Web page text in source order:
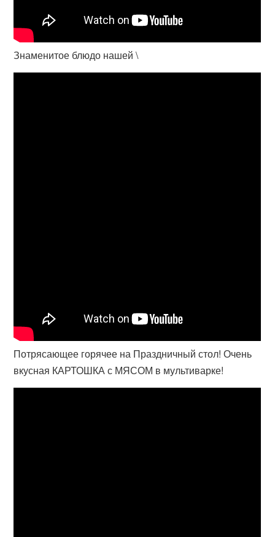
Знаменитое блюдо нашей \
Потрясающее горячее на Праздничный стол! Очень
вкусная КАРТОШКА с МЯСОМ в мультиварке!